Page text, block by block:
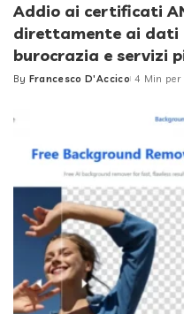
Addio ai certificati
direttamente ai dati
burocrazia e servizi
Posted
By Francesco D'Accico 4 Min per